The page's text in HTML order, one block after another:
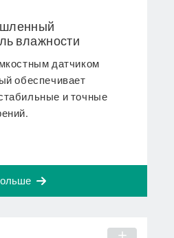
влажности
датчиком
обеспечивает
и точные